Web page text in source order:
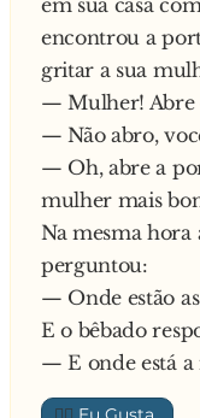
— Ô moço...
vai... hic... abrir
— Sim, senhor,
novamente.
Cinco minutos
novamente:
— Ô moço...
hic... um pouco
— Não, não dá!
até as oito?
em sua casa
encontrou a
gritar a sua
— Mulher! Abre
— Não abro,
— Oh, abre a
mulher mais
Na mesma
perguntou:
— Onde estão
E o bêbado
— E onde está